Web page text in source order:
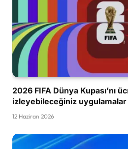
2026 FIFA Dünya Kupası’nı
izleyebileceğiniz uygulamalar
12 Haziran 2026